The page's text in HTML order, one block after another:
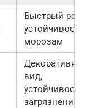
Быстрый рост,
устойчивость
морозам
вид,
устойчивость
загрязнению